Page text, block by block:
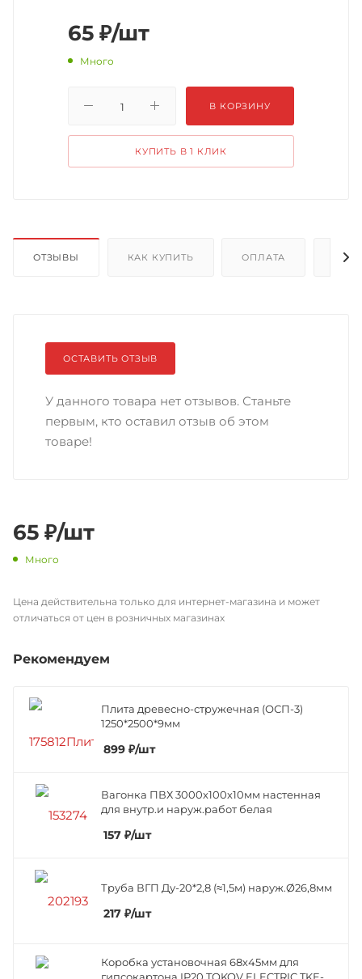
65 ₽/шт
Много
В КОРЗИНУ
КУПИТЬ В 1 КЛИК
ОТЗЫВЫ КАК КУПИТЬ ОПЛАТА
ОСТАВИТЬ ОТЗЫВ
У данного товара нет отзывов. Станьте
первым, кто оставил отзыв об этом
товаре!
65 ₽/шт
Много
Цена действительна только для интернет-магазина и может
отличаться от цен в розничных магазинах
Рекомендуем
Плита древесно-стружечная (ОСП-3)
1250*2500*9мм
899 ₽/шт
Вагонка ПВХ 3000х100х10мм настенная
для внутр.и наруж.работ белая
157 ₽/шт
Труба ВГП Ду-20*2,8 (≈1,5м) наруж.Ø26,8мм
217 ₽/шт
Коробка установочная 68х45мм для